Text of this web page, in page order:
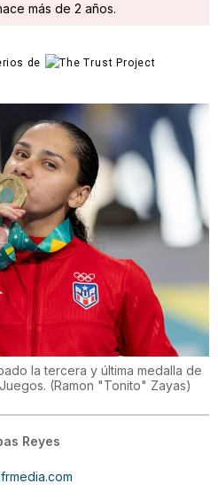
más de 2 años.
de
la tercera y última medalla de
(Ramon "Tonito" Zayas)
Reyes